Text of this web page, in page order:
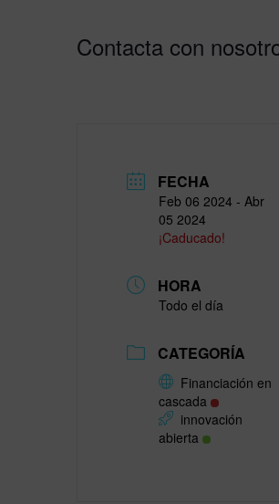
Contacta con
FECHA
Feb 06 2024 - Abr
05 2024
¡Caducado!
HORA
Todo el día
CATEGORÍA
Financiación en
cascada
innovación
abierta